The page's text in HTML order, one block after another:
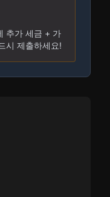
추가 세금 + 가
시 제출하세요!